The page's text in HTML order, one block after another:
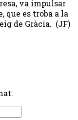
va impulsar
que es troba a la
de Gràcia. (JF)